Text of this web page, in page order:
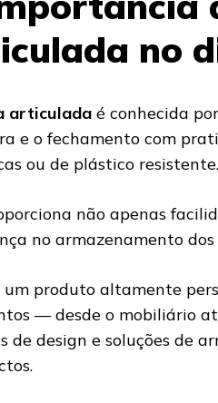
no
articulada é conhecida
e o fechamento com
ou de plástico resistente.
não apenas
no armazenamento
um produto altamente
— desde o mobiliário
de design e soluções de